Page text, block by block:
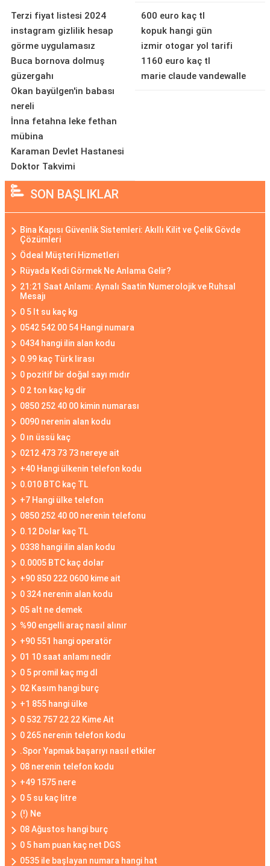
Terzi fiyat listesi 2024
instagram gizlilik hesap
görme uygulamasız
Buca bornova dolmuş
güzergahı
Okan bayülgen'in babası
nereli
İnna fetahna leke fethan
mübina
Karaman Devlet Hastanesi
Doktor Takvimi
600 euro kaç tl
kopuk hangi gün
izmir otogar yol tarifi
1160 euro kaç tl
marie claude vandewalle
SON BAŞLIKLAR
Bina Kapısı Güvenlik Sistemleri: Akıllı Kilit ve Çelik Gövde
Çözümleri
Ödeal Müşteri Hizmetleri
Rüyada Kedi Görmek Ne Anlama Gelir?
21:21 Saat Anlamı: Aynalı Saatin Numerolojik ve Ruhsal
Mesajı
0 5 lt su kaç kg
0542 542 00 54 Hangi numara
0434 hangi ilin alan kodu
0.99 kaç Türk lirası
0 pozitif bir doğal sayı mıdır
0 2 ton kaç kg dir
0850 252 40 00 kimin numarası
0090 nerenin alan kodu
0 ın üssü kaç
0212 473 73 73 nereye ait
+40 Hangi ülkenin telefon kodu
0.010 BTC kaç TL
+7 Hangi ülke telefon
0850 252 40 00 nerenin telefonu
0.12 Dolar kaç TL
0338 hangi ilin alan kodu
0.0005 BTC kaç dolar
+90 850 222 0600 kime ait
0 324 nerenin alan kodu
05 alt ne demek
%90 engelli araç nasıl alınır
+90 551 hangi operatör
01 10 saat anlamı nedir
0 5 promil kaç mg dl
02 Kasım hangi burç
+1 855 hangi ülke
0 532 757 22 22 Kime Ait
0 265 nerenin telefon kodu
.Spor Yapmak başarıyı nasıl etkiler
08 nerenin telefon kodu
+49 1575 nere
0 5 su kaç litre
(!) Ne
08 Ağustos hangi burç
0 5 ham puan kaç net DGS
0535 ile başlayan numara hangi hat